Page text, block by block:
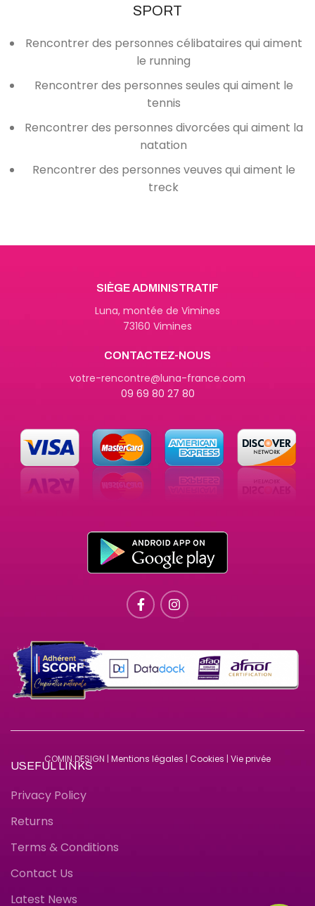
SPORT
Rencontrer des personnes célibataires qui aiment
le running
Rencontrer des personnes seules qui aiment le
tennis
Rencontrer des personnes divorcées qui aiment la
natation
Rencontrer des personnes veuves qui aiment le
treck
SIÈGE ADMINISTRATIF
Luna, montée de Vimines
73160 Vimines
CONTACTEZ-NOUS
votre-rencontre@luna-france.com
09 69 80 27 80
COMIN.DESIGN | Mentions légales | Cookies | Vie privée
USEFUL LINKS
Privacy Policy
Returns
Terms & Conditions
Contact Us
Latest News